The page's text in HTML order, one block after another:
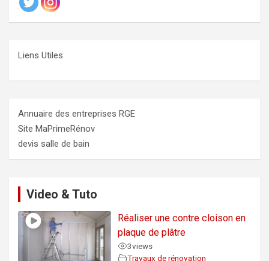
Liens Utiles
Annuaire des entreprises RGE
Site MaPrimeRénov
devis salle de bain
Video & Tuto
Réaliser une contre cloison en
plaque de plâtre
3views
Travaux de rénovation